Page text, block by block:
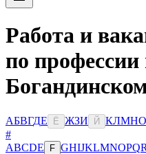
Работа и
по профессии
АБВГДЕ Ё ЖЗИ Й КЛМНО
#
ABCDE F GHIJKLMNOPQR